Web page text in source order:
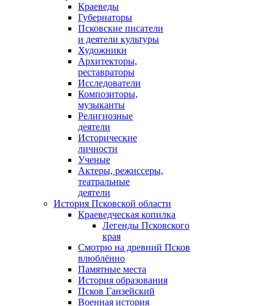
Краеведы
Губернаторы
Псковские писатели
и деятели культуры
Художники
Архитекторы,
реставраторы
Исследователи
Композиторы,
музыканты
Религиозные
деятели
Исторические
личности
Ученые
Актеры, режиссеры,
театральные
деятели
История Псковской области
Краеведческая копилка
Легенды Псковского
края
Смотрю на древний Псков
влюблённо
Памятные места
История образования
Псков Ганзейский
Военная история